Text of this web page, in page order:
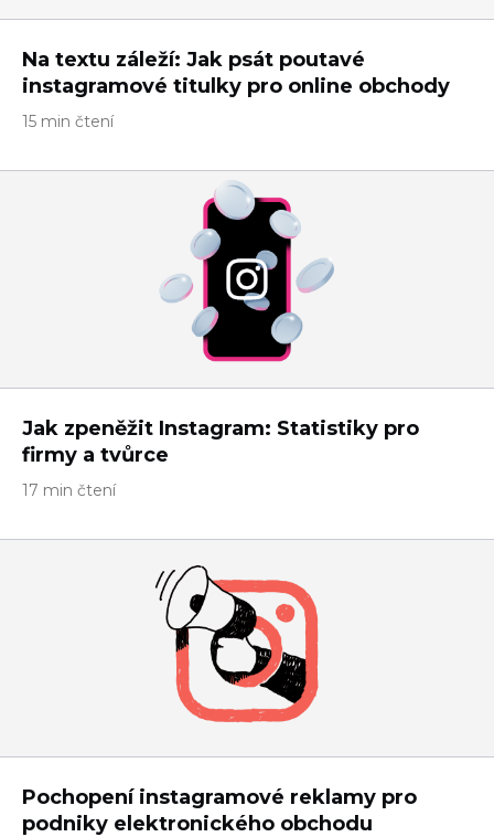
Na textu záleží: Jak psát poutavé
instagramové titulky pro online obchody
15 min čtení
Jak zpeněžit Instagram: Statistiky pro
firmy a tvůrce
17 min čtení
Pochopení instagramové reklamy pro
podniky elektronického obchodu